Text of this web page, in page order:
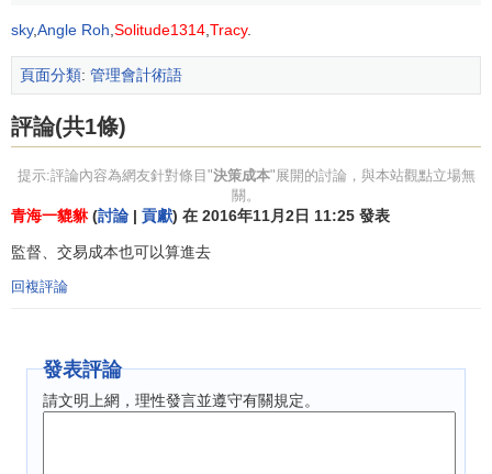
sky,Angle Roh Solitude1314 Tracy.
頁面分類: 管理會計術語
評論(共1條)
提示:評論內容為網友針對條目"決策成本"展開的討論，與本站觀點立場無
關。
青海一貔貅(討論 | 貢獻) 在 2016年11月2日 11:25 發表
監督、交易成本也可以算進去
回複評論
發表評論
請文明上網，理性發言並遵守有關規定。